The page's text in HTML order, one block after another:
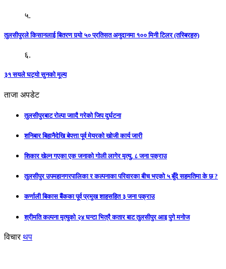
५.
तुलसीपुरले किसानलाई बितरण गर्‍यो ५० प्रतिसत अनुदानमा १०० मिनी टिलर (तस्बिरहरु)
६.
३१ सयले घट्यो सुनको मूल्य
ताजा अपडेट
तुलसीपुरबाट रोल्पा जाादै गरेको जिप दुर्घटना
शनिबार बिहानैदेखि बेपत्ता पूर्व मेयरको खोजी कार्य जारी
शिकार खेल्न गएका एक जनाको गोली लागेर मृत्यु, ८ जना पक्राउ
तुलसीपुर उपमहानगरपालिका र कल्पनाका परिवारका बीच भएको ५ बुँदे सहमतिमा के छ ?
कर्णाली बिकास बैंकका पूर्व प्रमुख शाहसहित ३ जना पक्राउ
श्रीमति कल्पना मृत्युको २४ घन्टा भित्रै कतार बाट तुलसीपुर आइ पुगे मनोज
विचार थप